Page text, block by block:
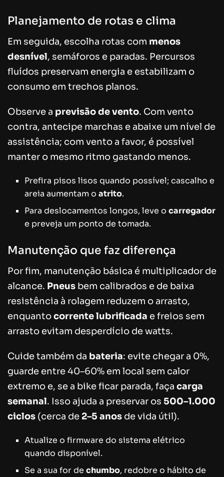
Planejamento de rotas e clima
Em seguida, escolha rotas com menos
desnível, semáforos e paradas. Percursos
fluídos preservam energia e estabilizam o
consumo em trechos planos.
Observe a previsão de vento. Com vento
contra, antecipe marchas e abaixe um nível de
assistência; com vento a favor, é possível
manter o mesmo ritmo gastando menos.
Prefira pisos lisos quando possível; cascalho e
areia aumentam oatrito.
Para deslocamentos longos, leve ocarregador
e preveja um ponto de tomada.
Manutenção que faz diferença
Por fim, manutenção básica é multiplicador de
alcance. Pneus bem calibrados e de baixa
resistência à rolagem reduzem o arrasto,
enquantocorrente lubrificada e freios sem
arrasto evitam desperdício de watts.
Cuide também da bateria: evite chegar a 0%,
guarde entre 40–60% em local sem calor
extremo e, se a bike ficar parada, faça carga
semanal. Isso ajuda a preservar os 500–1.000
ciclos (cerca de 2–5 anos de vida útil).
Atualize o firmware do sistema elétrico
quando disponível.
Se a sua for dechumbo, redobre o hábito de